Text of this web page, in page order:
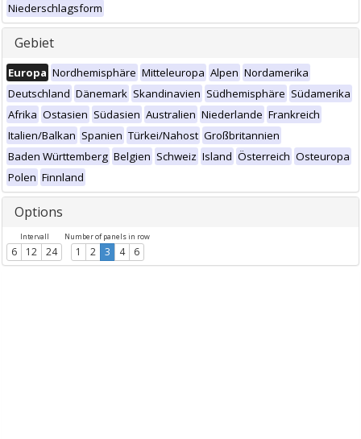
Niederschlagsform
Gebiet
Europa Nordhemisphäre Mitteleuropa Alpen Nordamerika
Deutschland Dänemark Skandinavien Südhemisphäre Südamerika
Afrika Ostasien Südasien Australien Niederlande Frankreich
Italien/Balkan Spanien Türkei/Nahost Großbritannien
Baden Württemberg Belgien Schweiz Island Österreich Osteuropa
Polen Finnland
Options
Intervall
6 12 24
Number of panels in row
1 2 3 4 6